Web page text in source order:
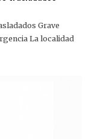
Grave
La localidad